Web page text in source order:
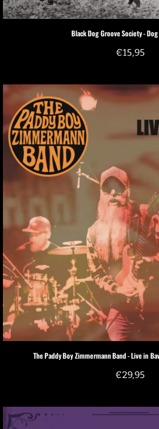
Black Dog Groove Society -
€15,95
The Paddy Boy Zimmermann Band - Live in
€29,95